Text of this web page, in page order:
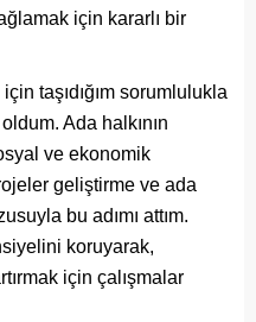
için kararlı bir
taşıdığım sorumlulukla
Ada halkının
ve ekonomik
geliştirme ve ada
bu adımı attım.
koruyarak,
için çalışmalar